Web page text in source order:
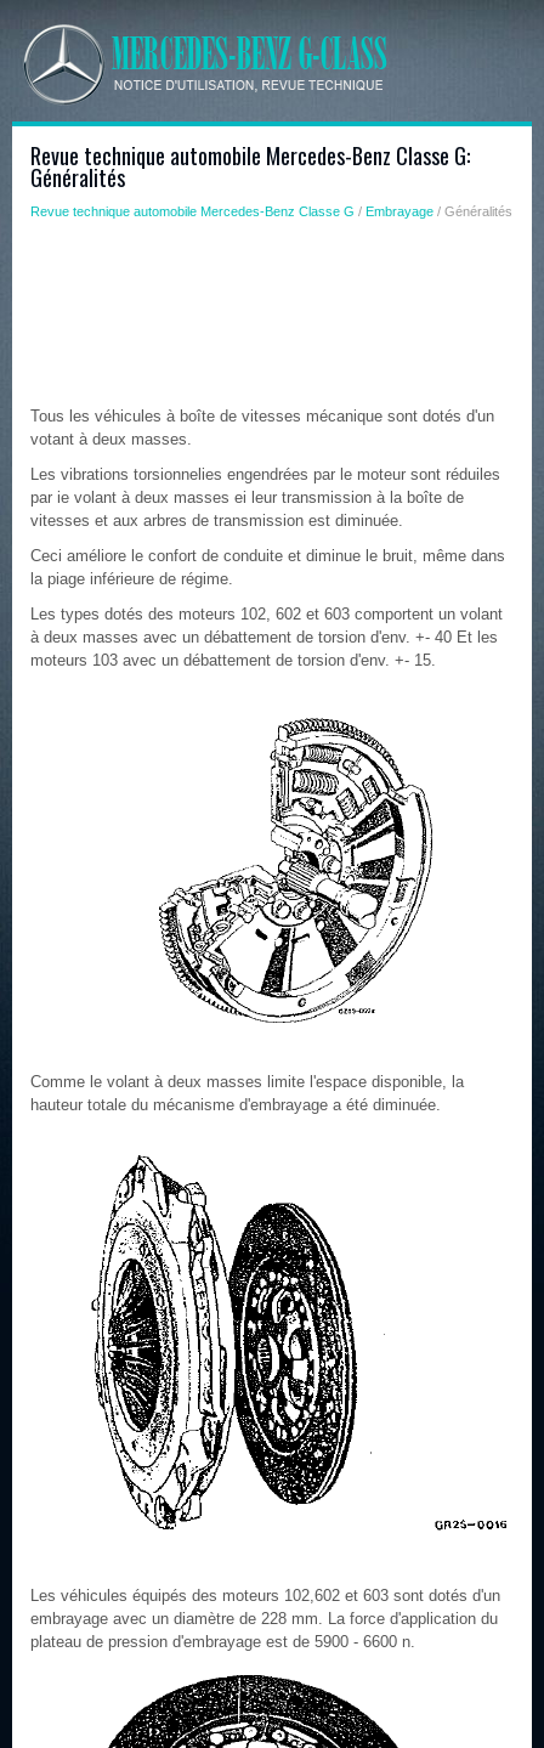
Revue technique automobile Mercedes-Benz Classe G:
Généralités
Revue technique automobile Mercedes-Benz Classe G / Embrayage / Généralités
Tous les véhicules à boîte de vitesses mécanique sont dotés d'un
votant à deux masses.
Les vibrations torsionnelies engendrées par le moteur sont réduiles
par ie volant à deux masses ei leur transmission à la boîte de
vitesses et aux arbres de transmission est diminuée.
Ceci améliore le confort de conduite et diminue le bruit, même dans
la piage inférieure de régime.
Les types dotés des moteurs 102, 602 et 603 comportent un volant
à deux masses avec un débattement de torsion d'env. +- 40 Et les
moteurs 103 avec un débattement de torsion d'env. +- 15.
Comme le volant à deux masses limite l'espace disponible, la
hauteur totale du mécanisme d'embrayage a été diminuée.
Les véhicules équipés des moteurs 102,602 et 603 sont dotés d'un
embrayage avec un diamètre de 228 mm. La force d'application du
plateau de pression d'embrayage est de 5900 - 6600 n.